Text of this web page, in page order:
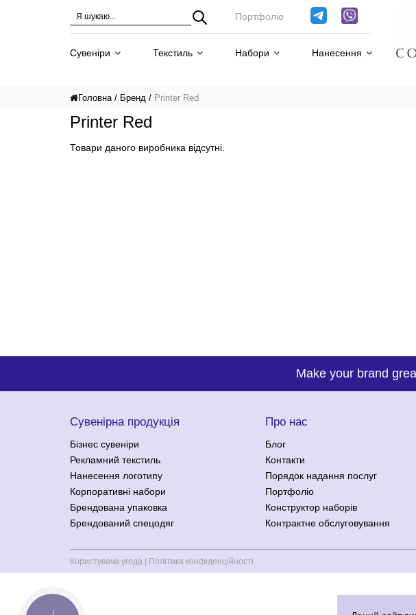
Портфоліо
Сувеніри Текстиль Набори Нанесення
Головна Бренд Printer Red
Printer Red
Товари даного виробника відсутні.
Make your brand
Сувенірна продукція
Бізнес сувеніри
Рекламний текстиль
Нанесення логотипу
Корпоративні набори
Брендована упаковка
Брендований спецодяг
Про нас
Блог
Контакти
Порядок надання послуг
Портфоліо
Конструктор наборів
Контрактне обслуговування
Користувача угода Політика конфіденційності